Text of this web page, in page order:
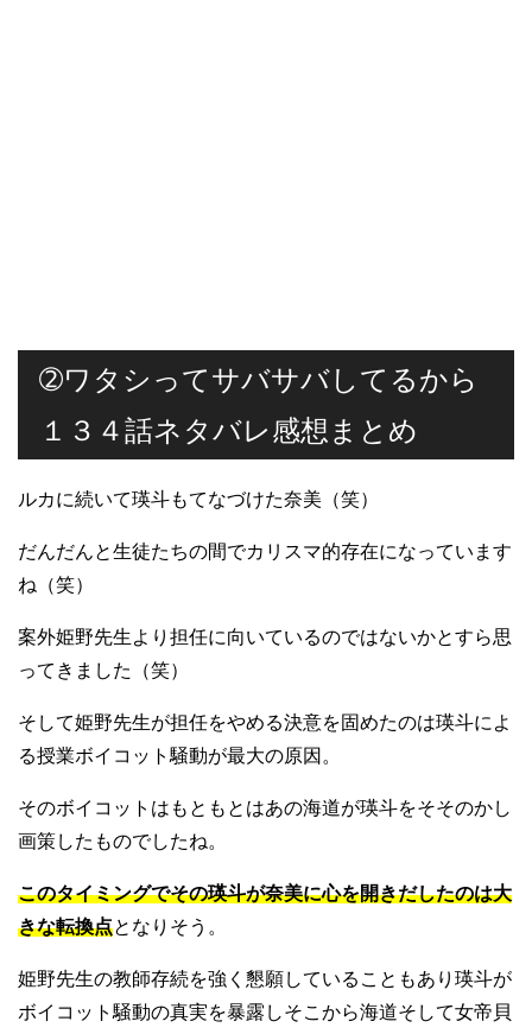
➁ワタシってサバサバしてるから
１３４話ネタバレ感想まとめ
ルカに続いて瑛斗もてなづけた奈美（笑）
だんだんと生徒たちの間でカリスマ的存在になっています
ね（笑）
案外姫野先生より担任に向いているのではないかとすら思
ってきました（笑）
そして姫野先生が担任をやめる決意を固めたのは瑛斗によ
る授業ボイコット騒動が最大の原因。
そのボイコットはもともとはあの海道が瑛斗をそそのかし
画策したものでしたね。
このタイミングでその瑛斗が奈美に心を開きだしたのは大
きな転換点となりそう。
姫野先生の教師存続を強く懇願していることもあり瑛斗が
ボイコット騒動の真実を暴露しそこから海道そして女帝貝